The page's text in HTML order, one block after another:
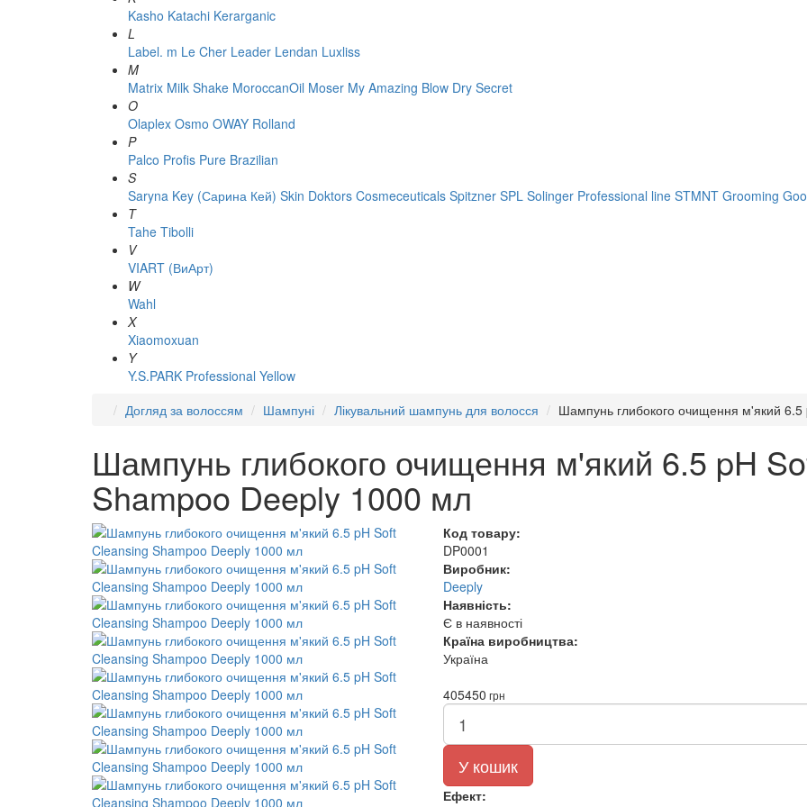
Kasho Katachi Kerarganic
L
Label. m Le Cher Leader Lendan Luxliss
M
Matrix Milk Shake MoroccanOil Moser My Amazing Blow Dry Secret
O
Olaplex Osmo OWAY Rolland
P
Palco Profis Pure Brazilian
S
Saryna Key (Сарина Кей) Skin Doktors Cosmeceuticals Spitzner SPL Solinger Professional line STMNT Grooming
T
Tahe Tibolli
V
VIART (ВиАрт)
W
Wahl
X
Xiaomoxuan
Y
Y.S.PARK Professional Yellow
Догляд за волоссям
Шампуні Лікувальний шампунь для волосся Шампунь глибокого очищення м'який
Шампунь глибокого очищення м'який 6.5 pH
Shampoo Deeply 1000 мл
Код товару:
DP0001
Виробник:
Deeply
Наявність:
Є в наявності
Країна виробництва:
Україна
405450 грн
У кошик
Ефект: